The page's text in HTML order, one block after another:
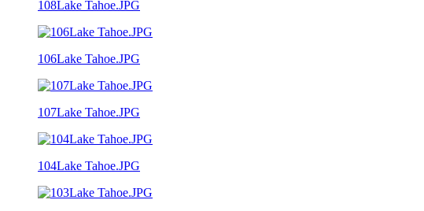
108Lake Tahoe.JPG
106Lake Tahoe.JPG
107Lake Tahoe.JPG
104Lake Tahoe.JPG